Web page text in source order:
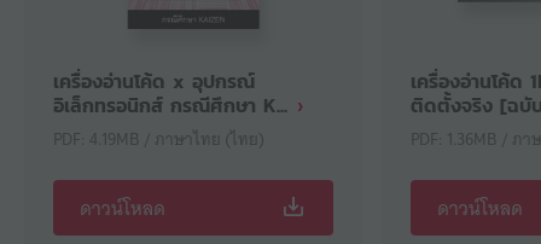
เครื่องอ่านโค้ด x อุปกรณ์
อิเล็กทรอนิกส์ กรณีศึกษา K...
PDF: 4.19MB / ภาษาไทย (ไทย)
ดาวน์โหลด
เครื่องอ่านโค้ด
ติดตั้งจริง [ฉบั
PDF: 1.36MB / ภ
ดาวน์โหลด